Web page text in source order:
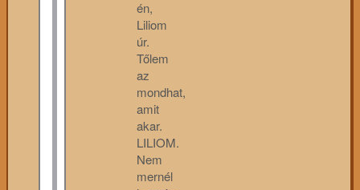
én,
Liliom
úr.
Tőlem
az
mondhat,
amit
akar.
LILIOM.
Nem
mernél